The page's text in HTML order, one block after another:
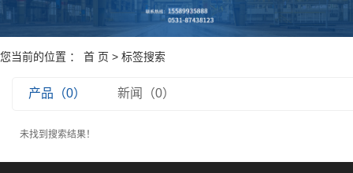
您当前的位置 ： 首 页 > 标签搜索
产品（0） 新闻（0）
未找到搜索结果！